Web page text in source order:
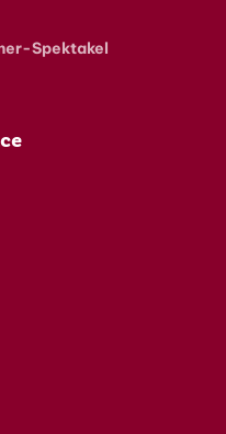
Spektakel